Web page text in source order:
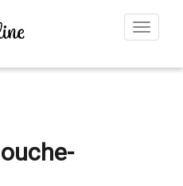
Toggle